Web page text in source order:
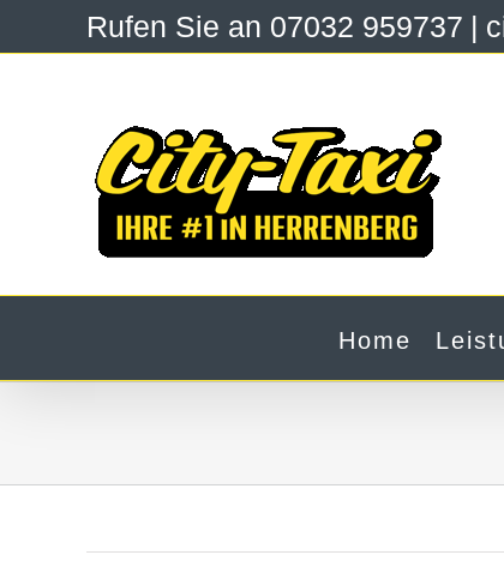
Rufen Sie an 07032 959737 |
Home